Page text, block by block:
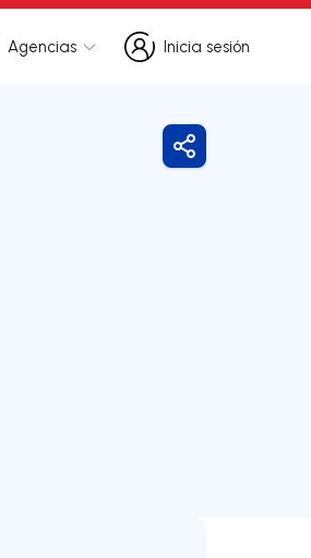
Agencias
Inicia sesión
Inicia sesión
Compartir